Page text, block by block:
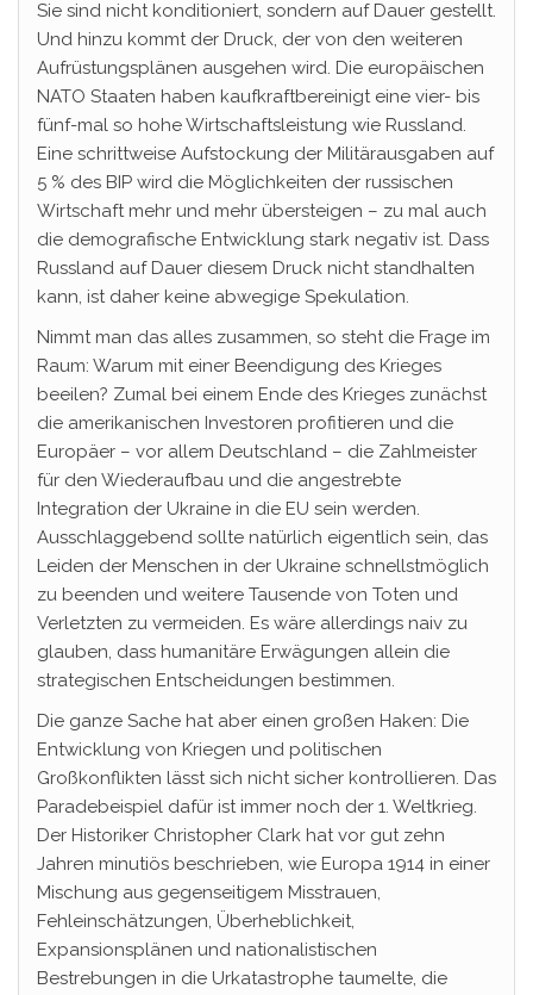
Sie sind nicht konditioniert, sondern auf Dauer gestellt.
Und hinzu kommt der Druck, der von den weiteren
Aufrüstungsplänen ausgehen wird. Die europäischen
NATO Staaten haben kaufkraftbereinigt eine vier- bis
fünf-mal so hohe Wirtschaftsleistung wie Russland.
Eine schrittweise Aufstockung der Militärausgaben auf
5 % des BIP wird die Möglichkeiten der russischen
Wirtschaft mehr und mehr übersteigen – zu mal auch
die demografische Entwicklung stark negativ ist. Dass
Russland auf Dauer diesem Druck nicht standhalten
kann, ist daher keine abwegige Spekulation.
Nimmt man das alles zusammen, so steht die Frage im
Raum: Warum mit einer Beendigung des Krieges
beeilen? Zumal bei einem Ende des Krieges zunächst
die amerikanischen Investoren profitieren und die
Europäer – vor allem Deutschland – die Zahlmeister
für den Wiederaufbau und die angestrebte
Integration der Ukraine in die EU sein werden.
Ausschlaggebend sollte natürlich eigentlich sein, das
Leiden der Menschen in der Ukraine schnellstmöglich
zu beenden und weitere Tausende von Toten und
Verletzten zu vermeiden. Es wäre allerdings naiv zu
glauben, dass humanitäre Erwägungen allein die
strategischen Entscheidungen bestimmen.
Die ganze Sache hat aber einen großen Haken: Die
Entwicklung von Kriegen und politischen
Großkonflikten lässt sich nicht sicher kontrollieren. Das
Paradebeispiel dafür ist immer noch der 1. Weltkrieg.
Der Historiker Christopher Clark hat vor gut zehn
Jahren minutiös beschrieben, wie Europa 1914 in einer
Mischung aus gegenseitigem Misstrauen,
Fehleinschätzungen, Überheblichkeit,
Expansionsplänen und nationalistischen
Bestrebungen in die Urkatastrophe taumelte, die